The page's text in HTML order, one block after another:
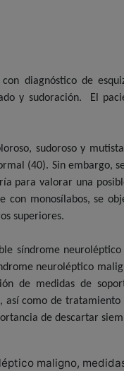
diagnóstico de
y sudoración. El
sudoroso y
(40). Sin embargo,
para valorar una
con monosílabos, se
superiores.
síndrome
neuroléptico
de medidas de
así como de
de descartar
maligno,